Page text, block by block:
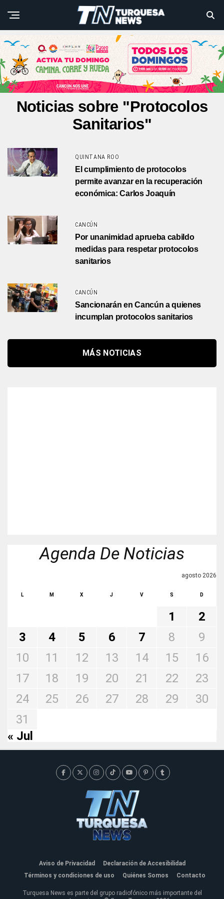
Noticias sobre "Protocolos
Sanitarios"
QUINTANA ROO
El cumplimiento de protocolos
permite avanzar en la recuperación
económica: Carlos Joaquín
CANCÚN
Por unanimidad aprueba cabildo
medidas para respetar protocolos
sanitarios
CANCÚN
Sancionarán en Cancún a quienes
incumplan protocolos sanitarios
MÁS NOTICIAS
Agenda De Noticias
agosto 2026
L M X J V S D
1
2
3
4 5 6 7 8
9
10
11 12 13 14 15
16
17
18 19 20 21 22
23
24
25 26 27 28 29
30
31
« Jul
Aviso de Privacidad
Declaración de Accesibilidad
Términos y condiciones de uso
Quiénes Somos Contacto
Turquesa News es parte del grupo radiofónico más importante del